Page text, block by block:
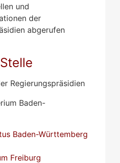
und
der
abgerufen
Regierungspräsidien
Baden-
Baden-Württemberg
Freiburg